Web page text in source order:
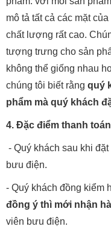
mô tả tất cả các mặt
chất lượng rất cao.
tượng trưng cho sản
không thể giống nhau
chúng tôi biết rằng quý
phẩm mà quý khách
4. Đặc điểm thanh
- Quý khách sau khi
bưu điện.
- Quý khách đồng kiểm
đồng ý thì mới nhận
viên bưu điện.